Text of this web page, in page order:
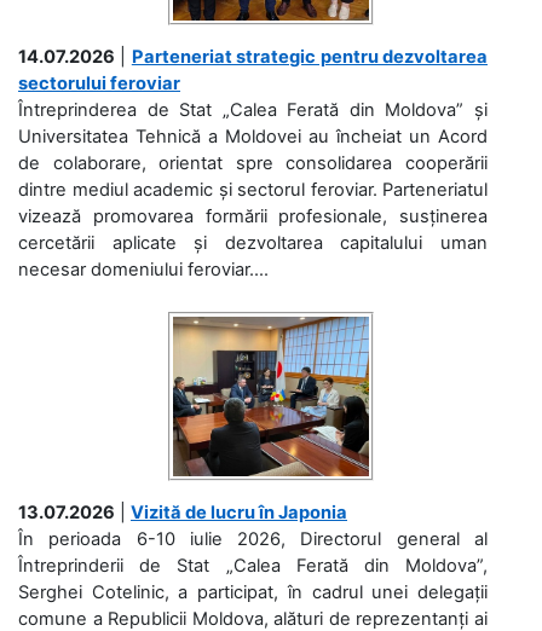
14.07.2026
Parteneriat strategic pentru dezvoltarea
sectorului feroviar
Întreprinderea de Stat „Calea Ferată din Moldova” și
Universitatea Tehnică a Moldovei au încheiat un Acord
de colaborare, orientat spre consolidarea cooperării
dintre mediul academic și sectorul feroviar. Parteneriatul
vizează promovarea formării profesionale, susținerea
cercetării aplicate și dezvoltarea capitalului uman
necesar domeniului feroviar....
13.07.2026
Vizită de lucru în Japonia
În perioada 6-10 iulie 2026, Directorul general al
Întreprinderii de Stat „Calea Ferată din Moldova”,
Serghei Cotelinic, a participat, în cadrul unei delegații
comune a Republicii Moldova, alături de reprezentanți ai